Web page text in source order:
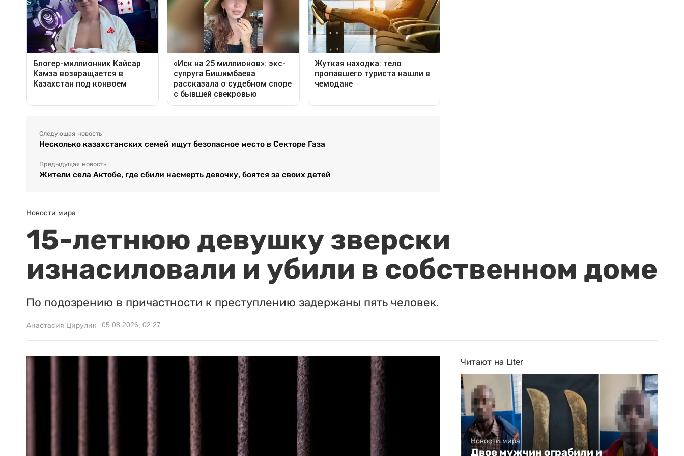
Следующая новость
Несколько казахстанских семей ищут безопасное место в Секторе Газа
Предыдущая новость
Жители села Актобе, где сбили насмерть девочку, боятся за своих детей
Новости мира
15-летнюю девушку зверски
изнасиловали и убили в собственном доме
По подозрению в причастности к преступлению задержаны пять человек.
Анастасия Цирулик 05.08.2026, 02:27
Читают на Liter
Новости мира
Двое мужчин ограбили и